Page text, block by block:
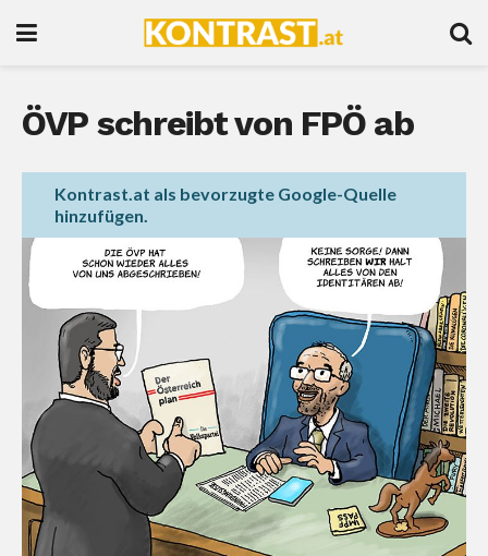
ÖVP schreibt von FPÖ ab
Kontrast.at als bevorzugte Google-Quelle
hinzufügen.